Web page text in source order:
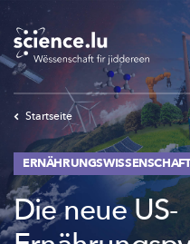
Skip
main
content
Startseite
Die neue US-